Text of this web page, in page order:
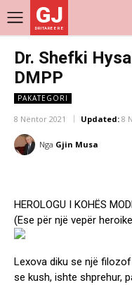
GJ
DRITARE E RE
Dr. Shefki
DMPP
PAKATEGORI
8 Nëntor 2021 Updated: 8
Nga Gjin Musa
HEROLOGU I KOHËS
(Ese për një vepër
Lexova diku se një
se kush, ishte shprehur,